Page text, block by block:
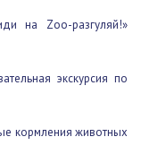
на Zоо-разгуляй!»
экскурсия по
кормления